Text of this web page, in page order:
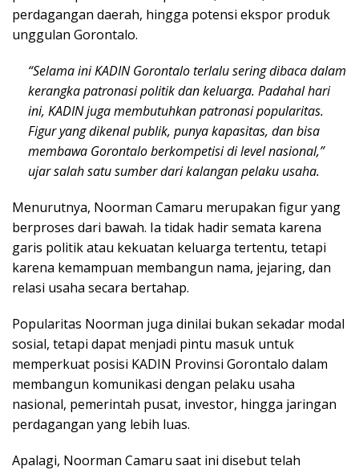
perdagangan daerah, hingga potensi ekspor produk
unggulan Gorontalo.
“Selama ini KADIN Gorontalo terlalu sering dibaca dalam
kerangka patronasi politik dan keluarga. Padahal hari
ini, KADIN juga membutuhkan patronasi popularitas.
Figur yang dikenal publik, punya kapasitas, dan bisa
membawa Gorontalo berkompetisi di level nasional,”
ujar salah satu sumber dari kalangan pelaku usaha.
Menurutnya, Noorman Camaru merupakan figur yang
berproses dari bawah. Ia tidak hadir semata karena
garis politik atau kekuatan keluarga tertentu, tetapi
karena kemampuan membangun nama, jejaring, dan
relasi usaha secara bertahap.
Popularitas Noorman juga dinilai bukan sekadar modal
sosial, tetapi dapat menjadi pintu masuk untuk
memperkuat posisi KADIN Provinsi Gorontalo dalam
membangun komunikasi dengan pelaku usaha
nasional, pemerintah pusat, investor, hingga jaringan
perdagangan yang lebih luas.
Apalagi, Noorman Camaru saat ini disebut telah